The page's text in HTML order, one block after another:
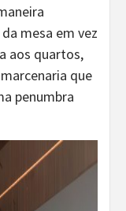
mesa em vez
aos quartos,
que
penumbra